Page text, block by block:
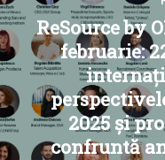
ReSource by
februarie:
2025 și
confruntă